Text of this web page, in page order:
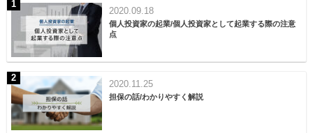
2020.09.18
個人投資家の起業/個人投資家として起業する際の注意
点
2020.11.25
担保の話/わかりやすく解説